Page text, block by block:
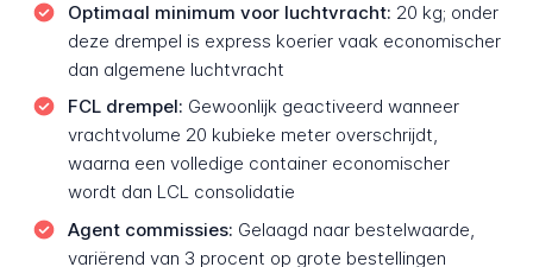
Optimaal minimum voor luchtvracht: 20 kg; onder
deze drempel is express koerier vaak economischer
dan algemene luchtvracht
FCL drempel: Gewoonlijk geactiveerd wanneer
vrachtvolume 20 kubieke meter overschrijdt,
waarna een volledige container economischer
wordt dan LCL consolidatie
Agent commissies: Gelaagd naar bestelwaarde,
variërend van 3 procent op grote bestellingen